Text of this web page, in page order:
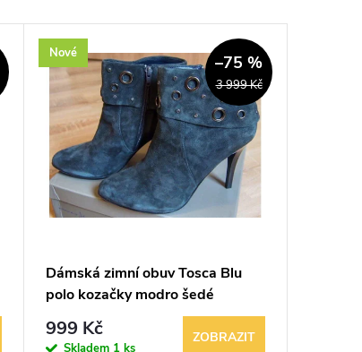
Nové
3 999 Kč
–75 %
Dámská zimní obuv Tosca Blu
polo kozačky modro šedé
999 Kč
Skladem 1 ks
ZOBRAZIT